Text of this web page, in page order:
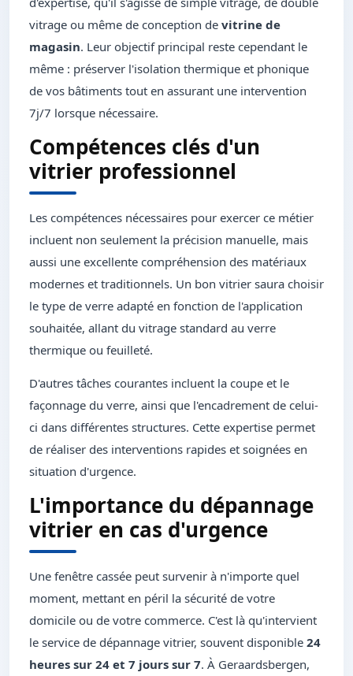
vitrage ou même de conception de vitrine de
magasin. Leur objectif principal reste cependant le
même : préserver l'isolation thermique et phonique
de vos bâtiments tout en assurant une intervention
7j/7 lorsque nécessaire.
Compétences clés d'un
vitrier professionnel
Les compétences nécessaires pour exercer ce métier
incluent non seulement la précision manuelle, mais
aussi une excellente compréhension des matériaux
modernes et traditionnels. Un bon vitrier saura choisir
le type de verre adapté en fonction de l'application
souhaitée, allant du vitrage standard au verre
thermique ou feuilleté.
D'autres tâches courantes incluent la coupe et le
façonnage du verre, ainsi que l'encadrement de celui-
ci dans différentes structures. Cette expertise permet
de réaliser des interventions rapides et soignées en
situation d'urgence.
L'importance du dépannage
vitrier en cas d'urgence
Une fenêtre cassée peut survenir à n'importe quel
moment, mettant en péril la sécurité de votre
domicile ou de votre commerce. C'est là qu'intervient
le service de dépannage vitrier, souvent disponible 24
heures sur 24 et 7 jours sur 7. À Geraardsbergen,